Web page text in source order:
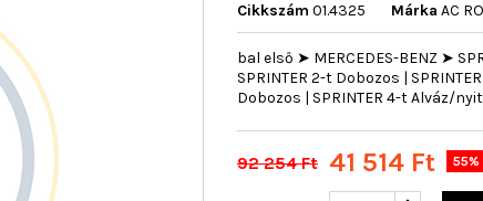
Cikkszám 01.4325 Márka AC
bal első ➤ MERCEDES-BENZ ➤
SPRINTER 2-t Dobozos |
Dobozos | SPRINTER 4-t Alváz/
92 254 Ft 41 514 Ft